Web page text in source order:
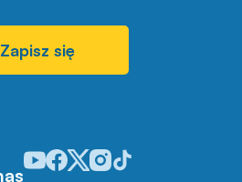
Zapisz się
Odwiedź nasz profil w serwisie
Odwiedź nasz profil w serwisie
Odwiedź nasz profil w
Odwiedź nasz profil w
Odwiedź nasz profil